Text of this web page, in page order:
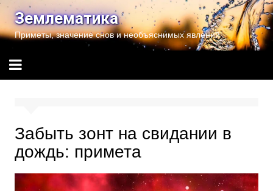
Перейти
содержимому
Землематика
Приметы, значение снов и необъяснимых явлений
Забыть зонт на свидании в
дождь: примета